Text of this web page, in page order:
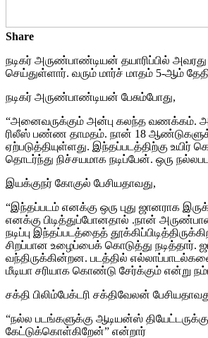
Share
நடிகர் அருண்பாண்டியன் தயாரிப்பில்
செய்துள்ளார். வரும் மார்ச் மாதம் 5-ஆம்
நடிகர் அருண்பாண்டியன் பேசும்போது,
“அனைவருக்கும் அன்பு கலந்த வணக்கம்.
ரிலீஸ் பண்ண தாமதம். நான் 18
ஏற்படுத்தியுள்ளது. இந்தப்படத்திற்கு
தொடர்ந்து நிச்சயமாக நடிப்பேன். ஒரு
இயக்குநர் கோகுல் பேசியதாவது,
“இந்தப்படம் எனக்கு ஒரு புது ஜானராக
எனக்கு பிடித்துப்போனதால் .நான்
நடிப்பு இந்தப்படத்தைத்
சிறப்பான உழைப்பைக் கொடுத்து
வந்திருக்கின்றன. படத்தில்
மீடியா சரியாக கொண்டு சேர்க்கும் என்று
சக்தி பிலிம்பேக்டரி சக்திவேலன்
“நல்ல படங்களுக்கு ஆடியன்ஸ்
கேட்டுக்கொள்கிறேன்” என்றார்